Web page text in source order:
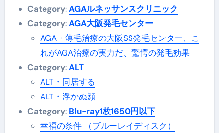
Category:AGAルネッサンスクリニック
Category:AGA大阪発毛センター
AGA・薄毛治療の大阪SS発毛センター、こ
れがAGA治療の実力だ、驚愕の発毛効果
Category:ALT
ALT・同居する
ALT・浮かぬ顔
Category: Blu-ray1枚1650円以下
幸福の条件 （ブルーレイディスク）